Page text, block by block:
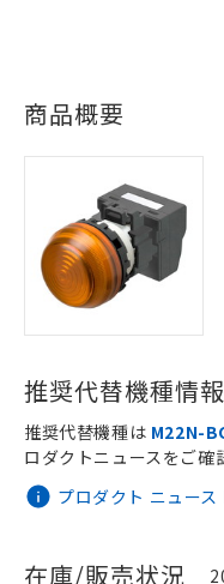
商品概要
推奨代替機種情報
プロダクト ニュー
推奨代替機種は M22N-
ロダクトニュースをご確
在庫/販売状況